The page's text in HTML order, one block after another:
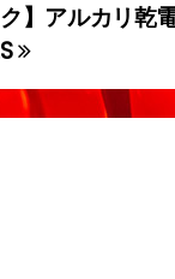
ク】アルカリ